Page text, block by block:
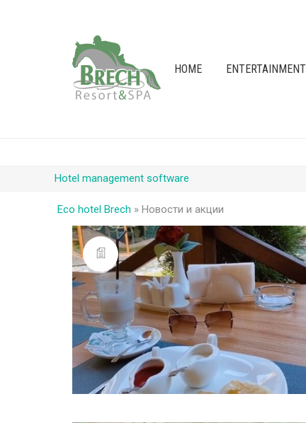
HOME ENTERTAINMENT
Hotel management software
Eco hotel Brech » Новости и акции